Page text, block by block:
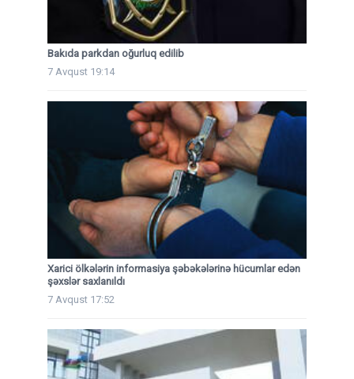
Bakıda parkdan oğurluq edilib
7 Avqust 19:14
Xarici ölkələrin informasiya şəbəkələrinə hücumlar edən
şəxslər saxlanıldı
7 Avqust 17:52